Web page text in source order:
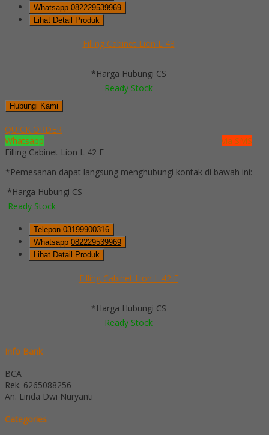
Whatsapp 082229539969
Lihat Detail Produk
Filling Cabinet Lion L 43
*Harga Hubungi CS
Ready Stock
Hubungi Kami
QUICK ORDER
Whatsapp
via SMS
Filling Cabinet Lion L 42 E
*Pemesanan dapat langsung menghubungi kontak di bawah ini:
*Harga Hubungi CS
Ready Stock
Telepon 03199900316
Whatsapp 082229539969
Lihat Detail Produk
Filling Cabinet Lion L 42 E
*Harga Hubungi CS
Ready Stock
Info Bank
BCA
Rek. 6265088256
An. Linda Dwi Nuryanti
Categories